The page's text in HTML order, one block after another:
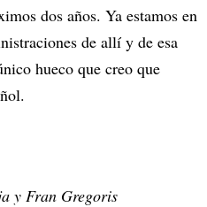
dos años. Ya estamos en
de allí y de esa
hueco que creo que
y Fran Gregoris